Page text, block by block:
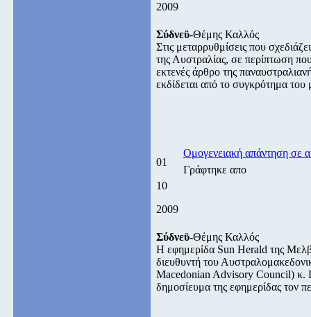
2009
Σύδνεϋ-Θέμης Καλλός
Στις μεταρρυθμίσεις που
της Αυστραλίας, σε περίπτωση
εκτενές άρθρο της
εκδίδεται από το συγκρότημα
01
10
2009
Ομογενειακή απάντηση σε
Γράφτηκε απο
Σύδνεϋ-Θέμης Καλλός
Η εφημερίδα Sun Herald της
διευθυντή του
Macedonian Advisory Council) κ.
δημοσίευμα της εφημερίδας τον